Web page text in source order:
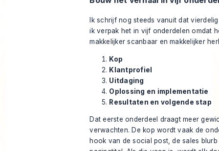
Ik schrijf nog steeds vanuit dat
ik verpak het in vijf onderdelen omdat
makkelijker scanbaar en makkelijker
Kop
Klantprofiel
Uitdaging
Oplossing en implementatie
Resultaten en volgende stap
Dat eerste onderdeel draagt meer
verwachten. De kop wordt vaak de
hook van de social post, de sales blurb